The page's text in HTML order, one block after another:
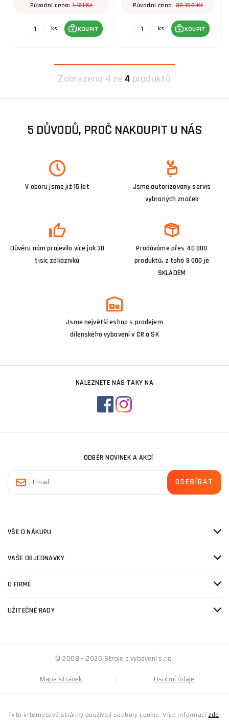
Původní cena:1 121 Kč
ks KOUPIT
Původní cena:33 190 Kč
ks KOUPIT
Zobrazeno 4 ze4 produktů
5 DŮVODŮ, PROČ NAKOUPIT U NÁS
V oboru jsme již 15 let
Jsme autorizovaný servis
vybraných značek
Důvěru nám projevilo více jak 30
tisíc zákazníků
Prodáváme přes 40 000
produktů, z toho 8 000 je
SKLADEM
Jsme největší eshop s prodejem
dílenského vybavení v ČR a SK
NALEZNETE NÁS TAKY NA
ODBĚR NOVINEK A AKCÍ
VŠE O NÁKUPU
VAŠE OBJEDNÁVKY
O FIRMĚ
UŽITEČNÉ RADY
© 2008 - 2026 Stroje a vybavení s.r.o.
Mapa stránek Osobní údaje
Tyto internetové stránky používají soubory cookie. Více informací zde .